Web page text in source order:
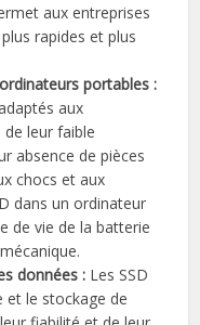
aux entreprises
rapides et plus
portables :
aux
leur faible
absence de pièces
chocs et aux
dans un ordinateur
de vie de la batterie
données : Les SSD
et le stockage de